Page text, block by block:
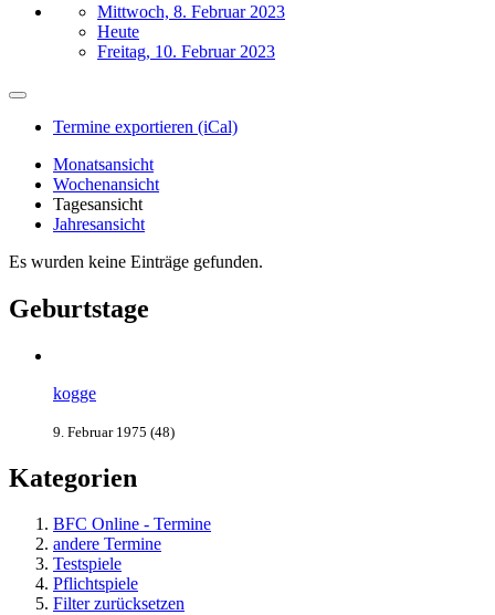
Mittwoch, 8. Februar 2023
Heute
Freitag, 10. Februar 2023
Termine exportieren (iCal)
Monatsansicht
Wochenansicht
Tagesansicht
Jahresansicht
Es wurden keine Einträge gefunden.
Geburtstage
kogge
9. Februar 1975 (48)
Kategorien
BFC Online - Termine
andere Termine
Testspiele
Pflichtspiele
Filter zurücksetzen